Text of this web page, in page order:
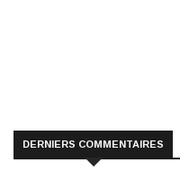
DERNIERS COMMENTAIRES